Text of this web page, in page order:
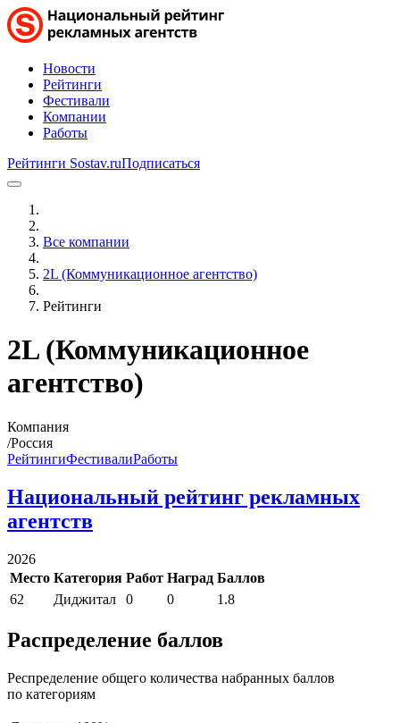
Новости
Рейтинги
Фестивали
Компании
Работы
Рейтинги Sostav.ruПодписаться
Все компании
2L (Коммуникационное агентство)
Рейтинги
2L (Коммуникационное
агентство)
Компания
/Россия
РейтингиФестивалиРаботы
Национальный рейтинг рекламных
агентств
2026
Место Категория Работ Наград Баллов
62
Диджитал 0 0 1.8
Распределение баллов
Респределение общего количества набранных баллов
по категориям